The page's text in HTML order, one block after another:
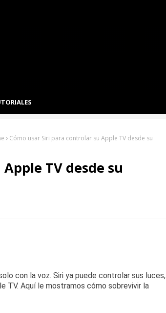
Cómo usar Siri para controlar su Apple TV desde su
TV desde su
con la voz. Siri ya puede controlar sus luces,
TV. Aquí le mostramos cómo sobrevivir la